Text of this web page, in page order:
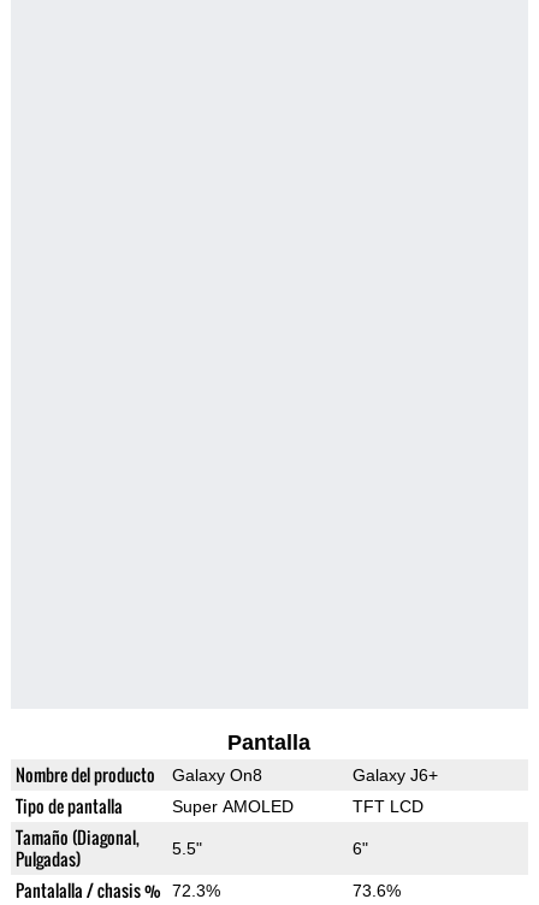
Pantalla
Nombre del producto Galaxy On8 Galaxy J6+
Tipo de pantalla Super AMOLED TFT LCD
Tamaño (Diagonal,
Pulgadas)
5.5" 6"
Pantalalla / chasis % 72.3% 73.6%